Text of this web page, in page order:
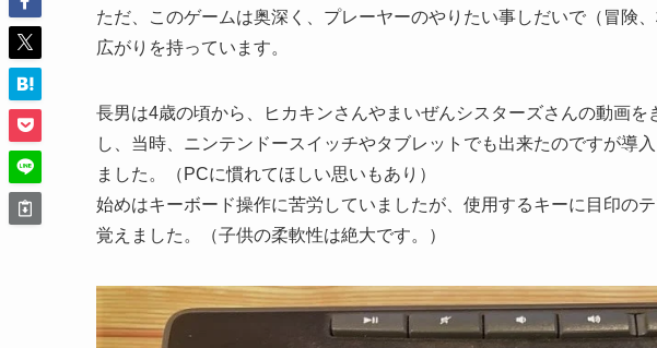
ただ、このゲームは奥深く、プレーヤーのやりたい事しだいで（冒険
広がりを持っています。
長男は4歳の頃から、ヒカキンさんやまいぜんシスターズさんの動画
し、当時、ニンテンドースイッチやタブレットでも出来たのですが導
ました。（PCに慣れてほしい思いもあり）
始めはキーボード操作に苦労していましたが、使用するキーに目印の
覚えました。（子供の柔軟性は絶大です。）